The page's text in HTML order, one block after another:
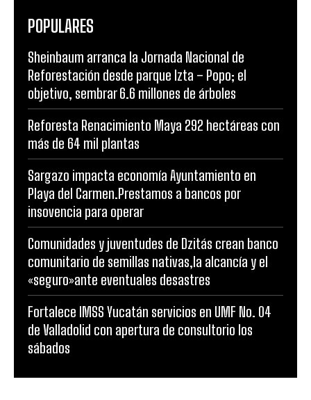
POPULARES
Sheinbaum arranca la Jornada Nacional de
Reforestación desde parque Izta – Popo; el
objetivo, sembrar 6.6 millones de árboles
Reforesta Renacimiento Maya 292 hectáreas con
más de 64 mil plantas
Sargazo impacta economía Ayuntamiento en
Playa del Carmen.Prestamos a bancos por
insovencia para operar
Comunidades y juventudes de Dzitás crean banco
comunitario de semillas nativas,la alcancía y el
«seguro»ante eventuales desastres
Fortalece IMSS Yucatán servicios en UMF No. 04
de Valladolid con apertura de consultorio los
sábados